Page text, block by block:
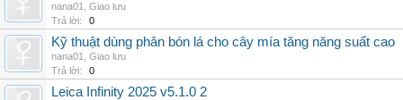
nana01
Giao lưu
Trả lời:
0
Kỹ thuật dùng phân bón lá cho cây mía tăng năng suất cao
nana01
Giao lưu
Trả lời:
0
Leica Infinity 2025 v5.1.0 2